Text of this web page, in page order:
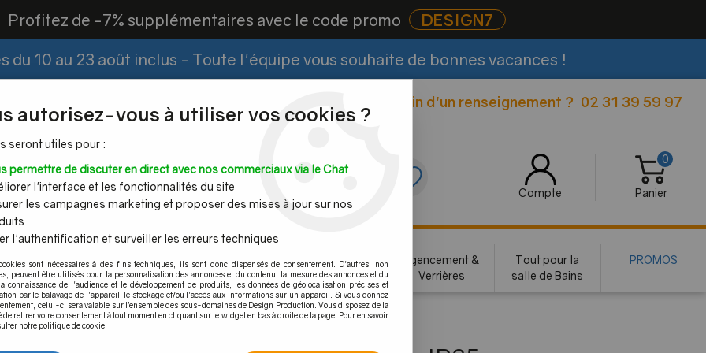
Profitez de -7% supplémentaires avec le code promo DESIGN7
du 10 au 23 août inclus - Toute l'équipe vous souhaite de bonnes vacances !
Besoin d'un renseignement ? 02 31 39 59 97
Espace PRO
Compte
0
Panier
Mains
Tubes et
barres inox
Câble inox &
filet inox
Quincaillerie
pour porte
Agencement &
Verrières
Tout pour la
salle de Bains
PROMOS
>Connecteurs électriques >EMBOUT POUR LED - IP65
autorisez-vous à utiliser vos cookies ?
seront utiles pour :
permettre de discuter en direct avec nos commerciaux via le Chat
l'interface et les fonctionnalités du site
les campagnes marketing et proposer des mises à jour sur nos
l'authentification et surveiller les erreurs techniques
sont nécessaires à des fins techniques, ils sont donc dispensés de consentement. D'autres, non
peuvent être utilisés pour la personnalisation des annonces et du contenu, la mesure des annonces et du
connaissance de l'audience et le développement de produits, les données de géolocalisation précises et
par le balayage de l'appareil, le stockage et/ou l'accès aux informations sur un appareil. Si vous donnez
celui-ci sera valable sur l’ensemble des sous-domaines de Design Production. Vous disposez de la
retirer votre consentement à tout moment en cliquant sur le widget en bas à droite de la page. Pour en savoir
notre politique de cookie.